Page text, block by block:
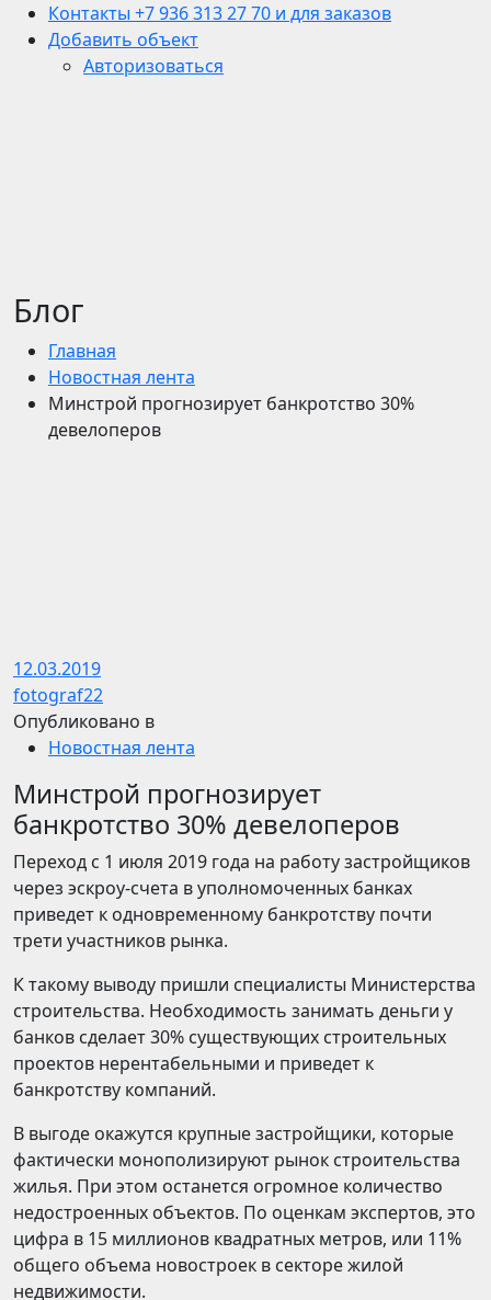
Контакты +7 936 313 27 70 и для заказов
Добавить объект
Авторизоваться
Блог
Главная
Новостная лента
Минстрой прогнозирует банкротство 30%
девелоперов
12.03.2019
fotograf22
Опубликовано в
Новостная лента
Минстрой прогнозирует
банкротство 30% девелоперов
Переход с 1 июля 2019 года на работу застройщиков
через эскроу-счета в уполномоченных банках
приведет к одновременному банкротству почти
трети участников рынка.
К такому выводу пришли специалисты Министерства
строительства. Необходимость занимать деньги у
банков сделает 30% существующих строительных
проектов нерентабельными и приведет к
банкротству компаний.
В выгоде окажутся крупные застройщики, которые
фактически монополизируют рынок строительства
жилья. При этом останется огромное количество
недостроенных объектов. По оценкам экспертов, это
цифра в 15 миллионов квадратных метров, или 11%
общего объема новостроек в секторе жилой
недвижимости.